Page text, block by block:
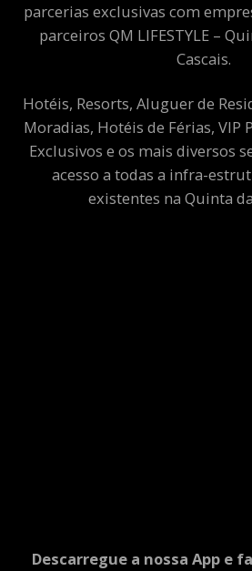
parcerias exclusivas com
parceiros QM LIFESTYLE –
Cascais.
Hotéis, Resorts, Aluguer de
Moradias, Hotéis de Férias, VIP
Exclusivos e os mais diversos
acesso a todas a infra-
existentes na Quinta
Descarregue a nossa App e